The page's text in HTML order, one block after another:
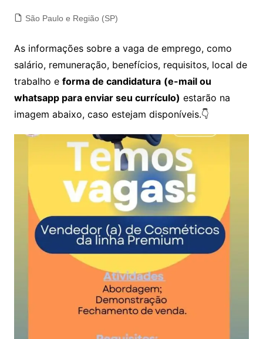
São Paulo e Região (SP)
As informações sobre a vaga de emprego, como
salário, remuneração, benefícios, requisitos, local de
trabalho e forma de candidatura (e-mail ou
whatsapp para enviar seu currículo) estarão na
imagem abaixo, caso estejam disponíveis.👇